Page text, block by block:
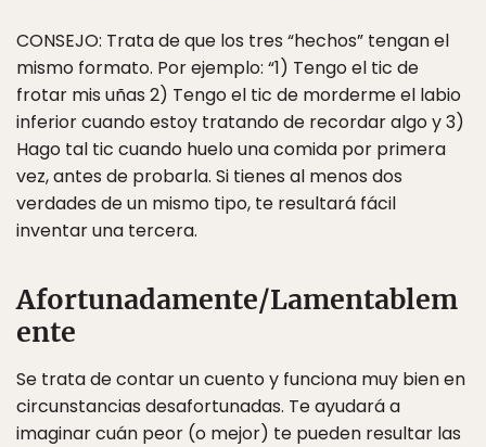
CONSEJO: Trata de que los tres “hechos” tengan el
mismo formato. Por ejemplo: “1) Tengo el tic de
frotar mis uñas 2) Tengo el tic de morderme el labio
inferior cuando estoy tratando de recordar algo y 3)
Hago tal tic cuando huelo una comida por primera
vez, antes de probarla. Si tienes al menos dos
verdades de un mismo tipo, te resultará fácil
inventar una tercera.
Afortunadamente/Lamentablem
ente
Se trata de contar un cuento y funciona muy bien en
circunstancias desafortunadas. Te ayudará a
imaginar cuán peor (o mejor) te pueden resultar las